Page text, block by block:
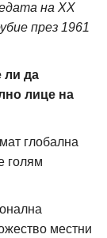
на XX
през 1961
ли да
лице на
глобална
голям
местни